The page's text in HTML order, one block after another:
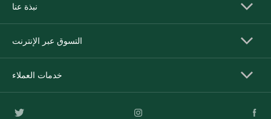
نبذة عنا
التسوق عبر الإنترنت
خدمات العملاء